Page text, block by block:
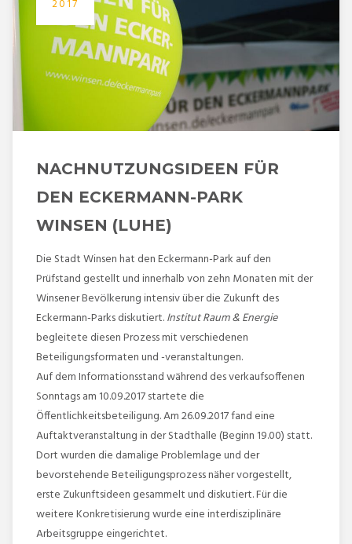
2017
NACHNUTZUNGSIDEEN FÜR
DEN ECKERMANN-PARK
WINSEN (LUHE)
Die Stadt Winsen hat den Eckermann-Park auf den
Prüfstand gestellt und innerhalb von zehn Monaten mit der
Winsener Bevölkerung intensiv über die Zukunft des
Eckermann-Parks diskutiert.Institut Raum & Energie
begleitete diesen Prozess mit verschiedenen
Beteiligungsformaten und -veranstaltungen.
Auf dem Informationsstand während des verkaufsoffenen
Sonntags am 10.09.2017 startete die
Öffentlichkeitsbeteiligung. Am 26.09.2017 fand eine
Auftaktveranstaltung in der Stadthalle (Beginn 19.00) statt.
Dort wurden die damalige Problemlage und der
bevorstehende Beteiligungsprozess näher vorgestellt,
erste Zukunftsideen gesammelt und diskutiert. Für die
weitere Konkretisierung wurde eine interdisziplinäre
Arbeitsgruppe eingerichtet.